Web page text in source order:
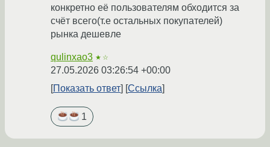
конкретно её пользователям обходится за
счёт всего(т.е остальных покупателей)
рынка дешевле
qulinxao3 ★☆
27.05.2026 03:26:54 +00:00
Показать ответ
Ссылка
1